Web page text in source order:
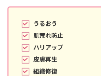
うるおう
肌荒れ防止
ハリアップ
皮膚再生
組織修復